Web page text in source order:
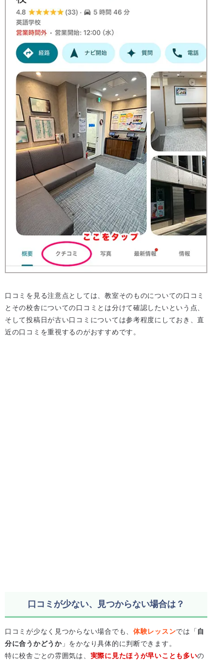
口コミを見る注意点としては、教室そのものについての口コミ
とその校舎についての口コミとは分けて確認したいという点、
そして投稿日が古い口コミについては参考程度にしておき、直
近の口コミを重視するのがおすすめです。
口コミが少ない、見つからない場合は？
口コミが少なく見つからない場合でも、 体験レッスンでは「 自
分に合うかどうか」をかなり具体的に判断できます。
特に校舎ごとの雰囲気は、 実際に見たほうが早いことも多いの